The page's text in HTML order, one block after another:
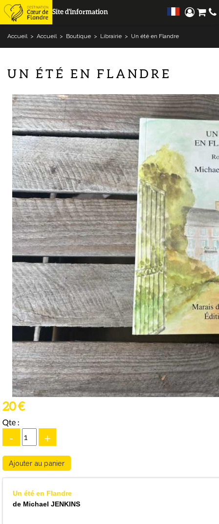
Site d'information
Accueil > Accueil > Boutique > Librairie > Un été en Flandre
UN ÉTÉ EN FLANDRE
20 €
Qte :
- +
Un été en Flandre
de Michael JENKINS